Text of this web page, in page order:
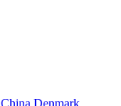
China Denmark